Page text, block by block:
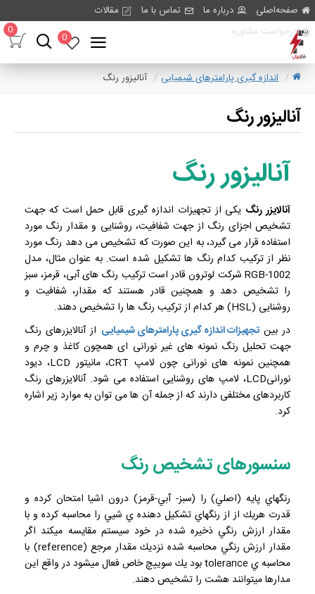
صفحه‌اصلی درباره ما تماس با ما
مقالات
درخواست مشاوره
0
0
اندازه گیری پارامترهای شیمیایی آنالیزور رنگ
آنالیزور رنگ
آنالیزور رنگ
آنالایزر رنگ یکی از تجهیزات اندازه گیری قابل حمل است که جهت
تشخیص اجزای رنگ از جهت شفافیت، روشنایی و مقدار رنگ مورد
استفاده قرار می گیرد، به این صورت که تشخیص می دهد رنگ مورد
نظر از ترکیب کدام رنگ ها تشکیل شده است. به عنوان مثال، مدل
RGB-1002 شرکت لوترون قادر است ترکیب رنگ های آبی، قرمز، سبز
را تشخیص دهد و همچنین قادر هستند که مقدار، شفافیت و
روشنایی (HSL) هر کدام از ترکیب رنگ ها را تشخیص دهند.
در بینتجهیزات اندازه گیری پارامترهای شیمیایی از آنالایزرهای رنگ
جهت تحلیل رنگ نمونه های غیر نورانی ای همچون کاغذ و چرم و
همچنین نمونه های نورانی چون لامپ CRT، مانیتور LCD، دیود
نورانیLCD، لامپ های روشنایی استفاده می شود. آنالایزرهای رنگ
کاربردهای مختلفی دارند که از جمله آن ها می توان به موارد زیر اشاره
کرد.
سنسورهای تشخيص رنگ
رنگهاي پايه (اصلي) را (سبز- آبي-قرمز) درون اشيا امتحان كرده و
قدرت هريك از از رنگهاي تشكيل دهنده ي شيي را محاسبه كرده و با
مقدار ارزش رنگي ذخيره شده در خود سيستم مقايسه ميكند اگر
مقدار ارزش رنگي محاسبه شده نزديك مقدار مرجع (reference) با
محاسبه ي tolerance بود يك سوييچ خاص فعال ميشود در واقع اين
مدارها ميتوانند هشت را تشخيص دهند.